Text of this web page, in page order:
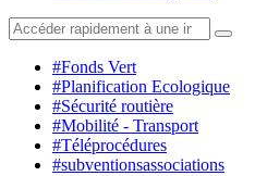
#Fonds Vert
#Planification Ecologique
#Sécurité routière
#Mobilité - Transport
#Téléprocédures
#subventionsassociations